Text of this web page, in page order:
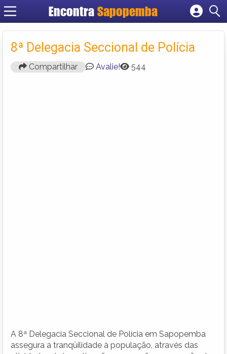
Encontra Sapopemba
Cadastrar empresa
Criar conta
8ª Delegacia Seccional de Polícia
Compartilhar Avalie! 544
A 8ª Delegacia Seccional de Polícia em Sapopemba
assegura a tranqüilidade à população, através das